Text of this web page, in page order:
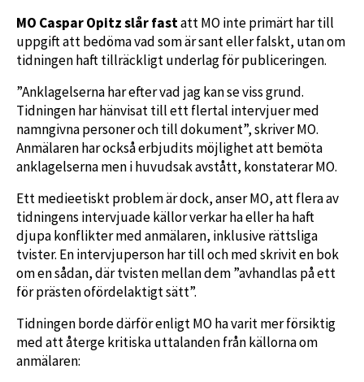
MO Caspar Opitz slår fastatt MO inte primärt har till
uppgift att bedöma vad som är sant eller falskt, utan om
tidningen haft tillräckligt underlag för publiceringen.
”Anklagelserna har efter vad jag kan se viss grund.
Tidningen har hänvisat till ett flertal intervjuer med
namngivna personer och till dokument”, skriver MO.
Anmälaren har också erbjudits möjlighet att bemöta
anklagelserna men i huvudsak avstått, konstaterar MO.
Ett medieetiskt problem är dock, anser MO, att flera av
tidningens intervjuade källor verkar ha eller ha haft
djupa konflikter med anmälaren, inklusive rättsliga
tvister. En intervjuperson har till och med skrivit en bok
om en sådan, där tvisten mellan dem ”avhandlas på ett
för prästen ofördelaktigt sätt”.
Tidningen borde därför enligt MO ha varit mer försiktig
med att återge kritiska uttalanden från källorna om
anmälaren: